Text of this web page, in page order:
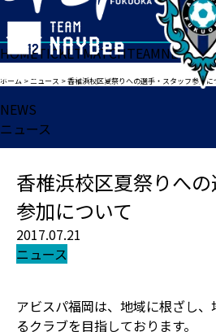
HOMETICKETMATCHTEAMNEWS
ホーム >ニュース >香椎浜校区夏祭りへの選手・スタッフ参加に
NEWS
ニュース
香椎浜校区夏祭りへ
参加について
2017.07.21
ニュース
アビスパ福岡は、地域に根ざし
るクラブを目指しております。